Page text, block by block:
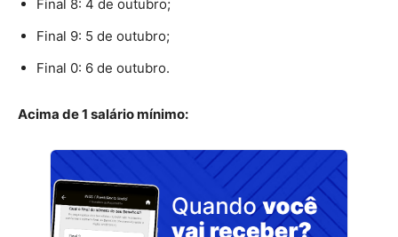
Final 8: 4 de outubro;
Final 9: 5 de outubro;
Final 0: 6 de outubro.
Acima de 1 salário mínimo: